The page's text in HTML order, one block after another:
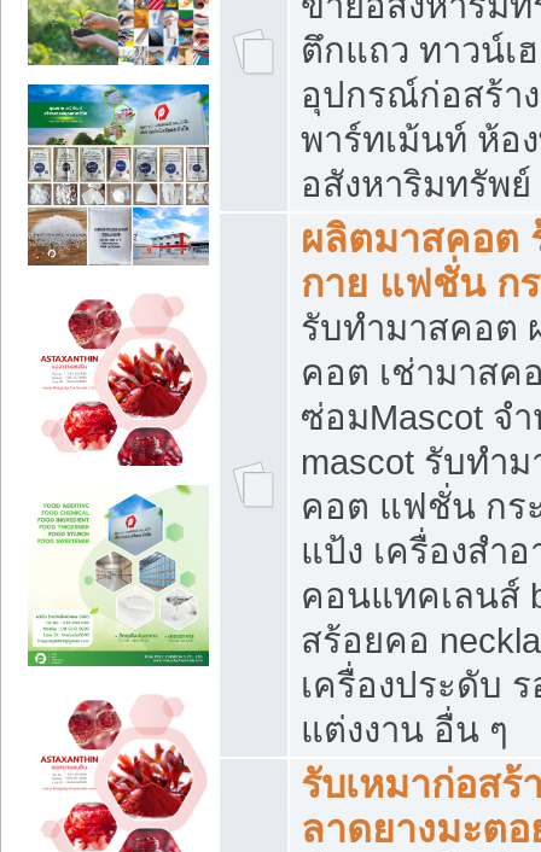
ตึกแถว ทาวน์เ
อุปกรณ์ก่อสร้า
พาร์ทเม้นท์ ห้อ
อสังหาริมทรัพ
ผลิตมาสคอต
กาย แฟชั่น กร
รับทำมาสคอต
คอต เช่ามาสค
ซ่อมMascot จ
mascot รับทำ
คอต แฟชั่น กระ
แป้ง เครื่องสำ
คอนแทคเลนส์
สร้อยคอ
เครื่องประดับ ร
แต่งงาน อื่น ๆ
รับเหมาก่อส
ลาดยางมะต